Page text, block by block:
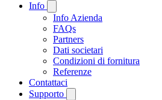
Info
Info Azienda
FAQs
Partners
Dati societari
Condizioni di fornitura
Referenze
Contattaci
Supporto